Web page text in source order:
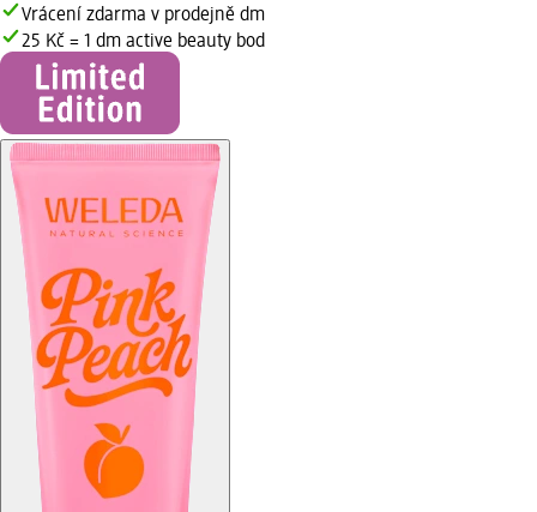
Vrácení zdarma v prodejně dm
25 Kč = 1 dm active beauty bod